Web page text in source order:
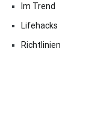
Im Trend
Lifehacks
Richtlinien